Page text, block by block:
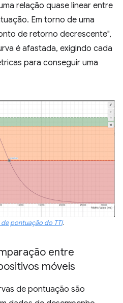
relação quase linear entre
Em torno de uma
de retorno decrescente",
é afastada, exigindo cada
para conseguir uma
pontuação do TTI.
entre
móveis
de pontuação são